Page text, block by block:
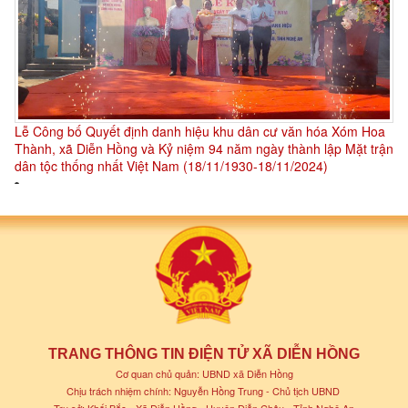
Lễ Công bố Quyết định danh hiệu khu dân cư văn hóa Xóm Hoa
Thành, xã Diễn Hồng và Kỷ niệm 94 năm ngày thành lập Mặt trận
dân tộc thống nhất Việt Nam (18/11/1930-18/11/2024)
TRANG THÔNG TIN ĐIỆN TỬ XÃ DIỄN HỒNG
Cơ quan chủ quản: UBND xã Diễn Hồng
Chịu trách nhiệm chính: Nguyễn Hồng Trung - Chủ tịch UBND